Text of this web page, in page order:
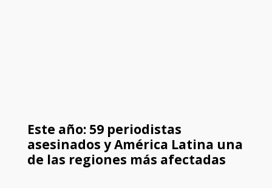
Este año: 59 periodistas
asesinados y América Latina una
de las regiones más afectadas